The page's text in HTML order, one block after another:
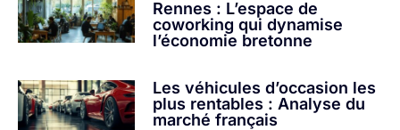
Rennes : L’espace de
coworking qui dynamise
l’économie bretonne
Les véhicules d’occasion les
plus rentables : Analyse du
marché français